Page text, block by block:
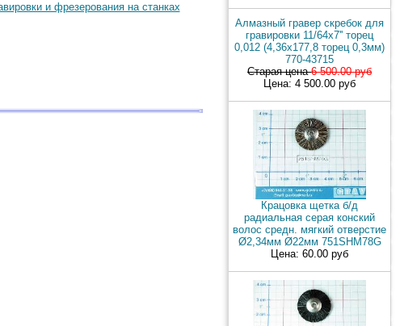
и фрезерования на станках
Алмазный гравер скребок для
гравировки 11/64x7'' торец
0,012 (4,36х177,8 торец 0,3мм)
770-43715
Старая цена6 500.00 руб
Цена: 4 500.00 руб
Крацовка щетка б/д
радиальная серая конский
волос средн. мягкий отверстие
Ø2,34мм Ø22мм 751SHM78G
Цена: 60.00 руб